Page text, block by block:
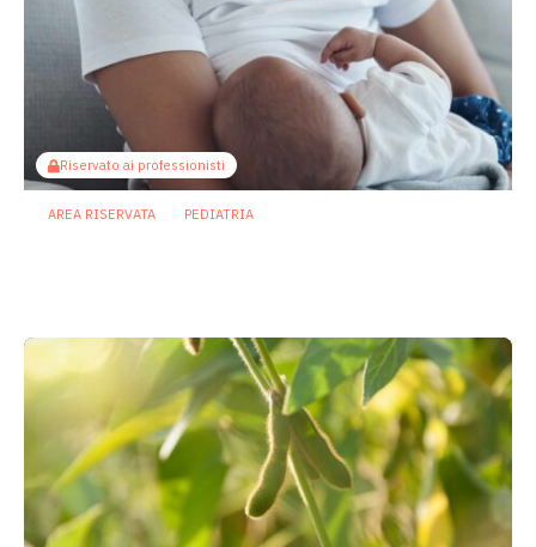
Riservato ai professionisti
AREA RISERVATA PEDIATRIA